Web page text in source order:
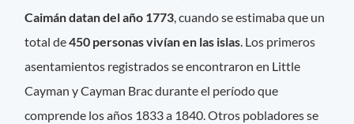
Caimán datan del año 1773 , cuando se estimaba que un
total de450 personas vivían en las islas . Los primeros
asentamientos registrados se encontraron en Little
Cayman y Cayman Brac durante el período que
comprende los años 1833 a 1840. Otros pobladores se